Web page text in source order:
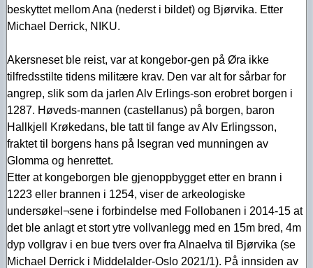
beskyttet mellom Ana (nederst i bildet) og Bjørvika. Etter
Michael Derrick, NIKU.
Akersneset ble reist, var at kongebor-gen på Øra ikke
tilfredsstilte tidens militære krav. Den var alt for sårbar for
angrep, slik som da jarlen Alv Erlings-son erobret borgen i
1287. Høveds-mannen (castellanus) på borgen, baron
Hallkjell Krøkedans, ble tatt til fange av Alv Erlingsson,
fraktet til borgens hans på Isegran ved munningen av
Glomma og henrettet.
Etter at kongeborgen ble gjenoppbygget etter en brann i
1223 eller brannen i 1254, viser de arkeologiske
undersøkel¬sene i forbindelse med Follobanen i 2014-15 at
det ble anlagt et stort ytre vollvanlegg med en 15m bred, 4m
dyp vollgrav i en bue tvers over fra Alnaelva til Bjørvika (se
Michael Derrick i Middelalder-Oslo 2021/1). På innsiden av